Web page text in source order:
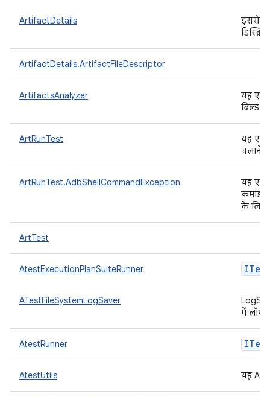
ArtifactDetails
इससे,
ArtifactDetails.ArtifactFileDescriptor
ArtifactsAnalyzer
यह एक
बिल्ड
ArtRunTest
यह एक
चलाने
ArtRunTest.AdbShellCommandException
यह एक
कमांड
के लिए
ArtTest
AtestExecutionPlanSuiteRunner ITest
ATestFileSystemLogSaver
में लॉग
AtestRunner ITest
AtestUtils यह